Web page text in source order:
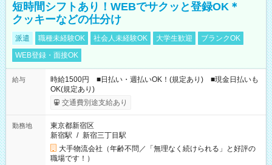
短時間シフトあり！WEBでサクッと登録OK＊
クッキーなどの仕分け
派遣 職種未経験OK 社会人未経験OK 大学生歓迎
ブランクOK
WEB登録・面接OK
給与
時給1500円 ■日払い・週払いOK！(規定あり) ■現金日払いも
OK(規定あり)
交通費別途支給あり
勤務地
東京都新宿区
新宿駅 / 新宿三丁目駅
大手物流会社（年齢不問／「無理なく続けられる」と好評の
職場です！）